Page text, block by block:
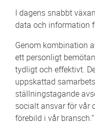
I dagens snabbt
data och information
Genom kombination
ett personligt
tydligt och effektivt.
uppskattad
ställningstagande
socialt ansvar för vår
förebild i vår bransch.”